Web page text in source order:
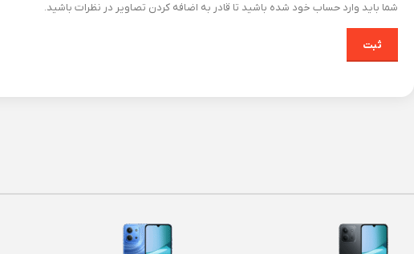
شما باید وارد حساب خود شده باشید تا قادر به اضافه کردن تصاویر در نظرات باشید.